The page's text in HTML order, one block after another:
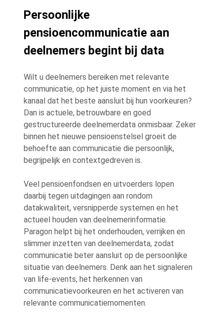
Persoonlijke
pensioencommunicatie aan
deelnemers begint bij data
Wilt u deelnemers bereiken met relevante
communicatie, op het juiste moment en via het
kanaal dat het beste aansluit bij hun voorkeuren?
Dan is actuele, betrouwbare en goed
gestructureerde deelnemerdata onmisbaar. Zeker
binnen het nieuwe pensioenstelsel groeit de
behoefte aan communicatie die persoonlijk,
begrijpelijk en contextgedreven is.
Veel pensioenfondsen en uitvoerders lopen
daarbij tegen uitdagingen aan rondom
datakwaliteit, versnipperde systemen en het
actueel houden van deelnemerinformatie.
Paragon helpt bij het onderhouden, verrijken en
slimmer inzetten van deelnemerdata, zodat
communicatie beter aansluit op de persoonlijke
situatie van deelnemers. Denk aan het signaleren
van life-events, het herkennen van
communicatievoorkeuren en het activeren van
relevante communicatiemomenten.